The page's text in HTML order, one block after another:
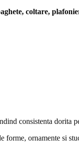
coltare,
consistenta dorita
forme, ornamente si